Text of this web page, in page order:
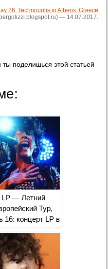
26: Technopolis in Athens, Greece
— 14.07.2017.
поделишься этой статьей
LP — Летний
Тур,
16: концерт LP в
в Лондоне,